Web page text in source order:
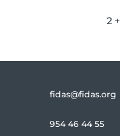
2
fidas@fidas.org
954 46 44 55